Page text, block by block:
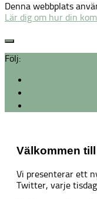
Denna webbplats
Lär dig om hur din
Följ:
Välkommen
Vi presenterar ett
Twitter, varje